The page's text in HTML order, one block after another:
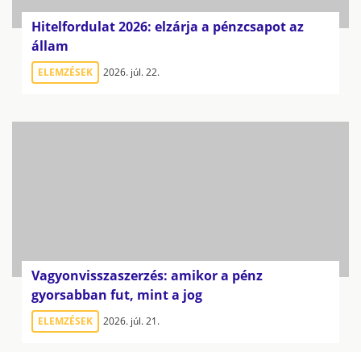
Hitelfordulat 2026: elzárja a pénzcsapot az
állam
ELEMZÉSEK 2026. júl. 22.
Vagyonvisszaszerzés: amikor a pénz
gyorsabban fut, mint a jog
ELEMZÉSEK 2026. júl. 21.